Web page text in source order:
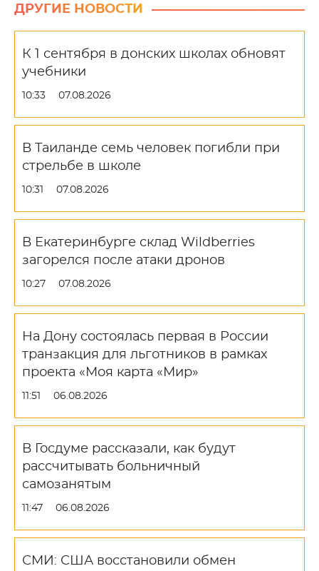
ДРУГИЕ НОВОСТИ
К 1 сентября в донских школах обновят
учебники
10:33 07.08.2026
В Таиланде семь человек погибли при
стрельбе в школе
10:31 07.08.2026
В Екатеринбурге склад Wildberries
загорелся после атаки дронов
10:27 07.08.2026
На Дону состоялась первая в России
транзакция для льготников в рамках
проекта «Моя карта «Мир»
11:51 06.08.2026
В Госдуме рассказали, как будут
рассчитывать больничный
самозанятым
11:47 06.08.2026
СМИ: США восстановили обмен